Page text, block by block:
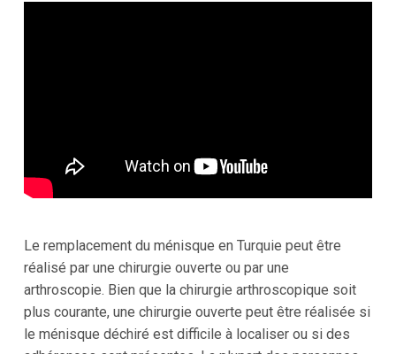
Le remplacement du ménisque en Turquie peut être
réalisé par une chirurgie ouverte ou par une
arthroscopie. Bien que la chirurgie arthroscopique soit
plus courante, une chirurgie ouverte peut être réalisée si
le ménisque déchiré est difficile à localiser ou si des